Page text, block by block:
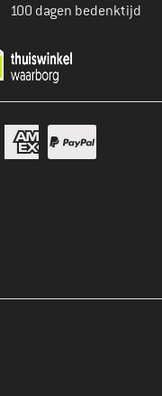
100 dagen bedenktijd